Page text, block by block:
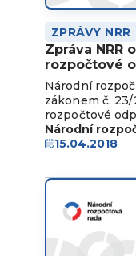
ZPRÁVY NRR
Zpráva NRR
rozpočtové
Národní
zákonem č.
rozpočtové
Národní
15.04.2018